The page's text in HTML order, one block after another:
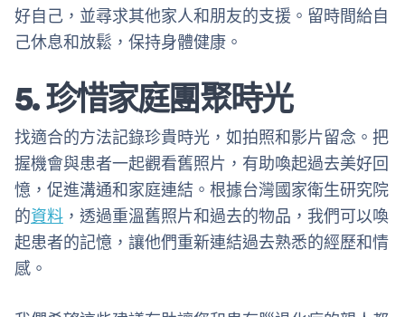
好自己，並尋求其他家人和朋友的支援。留時間給自
己休息和放鬆，保持身體健康。
5. 珍惜家庭團聚時光
找適合的方法記錄珍貴時光，如拍照和影片留念。把
握機會與患者一起觀看舊照片，有助喚起過去美好回
憶，促進溝通和家庭連結。根據台灣國家衛生研究院
的資料 ，透過重溫舊照片和過去的物品，我們可以喚
起患者的記憶，讓他們重新連結過去熟悉的經歷和情
感。